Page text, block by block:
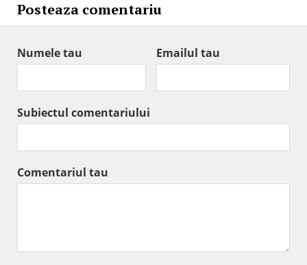
Posteaza comentariu
Numele tau Emailul tau
Subiectul comentariului
Comentariul tau